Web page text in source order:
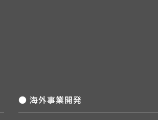
● 海外事業開発